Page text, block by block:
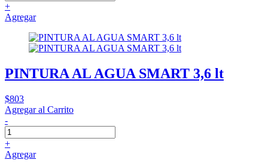
+
Agregar
PINTURA AL AGUA SMART 3,6 lt
$803
Agregar al Carrito
-
+
Agregar